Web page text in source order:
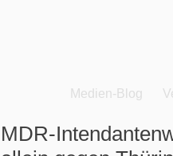
Medien-Blog
MDR-